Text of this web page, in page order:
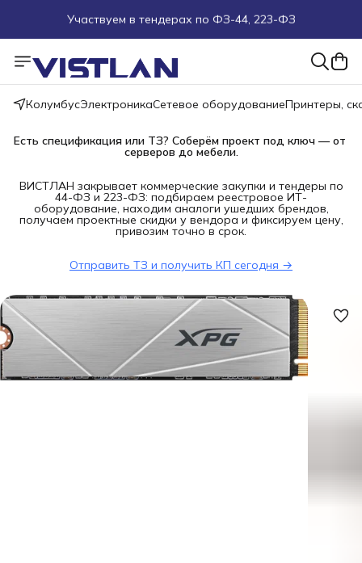
Поможем подобрать оборудование под ТЗ
Пуско-наладочные работы
Более 100 000 позиций в наличии и под заказ
КолумбусЭлектроникаСетевое оборудованиеПринтеры,
Есть спецификация или ТЗ? Соберём проект под ключ — от
серверов до мебели.
ВИСТЛАН закрывает коммерческие закупки и тендеры по
44-ФЗ и 223-ФЗ: подбираем реестровое ИТ-
оборудование, находим аналоги ушедших брендов,
получаем проектные скидки у вендора и фиксируем цену,
привозим точно в срок.
Отправить ТЗ и получить КП сегодня →